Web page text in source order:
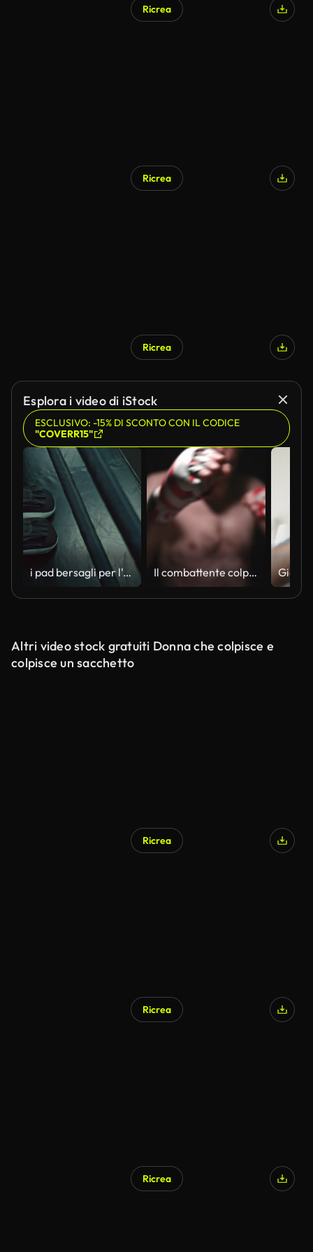
Ricrea
Ricrea
Ricrea
Esplora i video di iStock
ESCLUSIVO: -15% DI SCONTO CON IL CODICE
"COVERR15"
i pad bersagli per l'allenamento di boxe sono sdraiati sul ring in fight club, vista ravvicinata, 4K, Prores Il combattente colpisce e calcia
Altri video stock gratuiti Donna che colpisce e
colpisce un sacchetto
Ricrea
Ricrea
Ricrea